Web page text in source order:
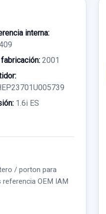
interna:
2001
1.6i ES
/ porton para
OEM IAM